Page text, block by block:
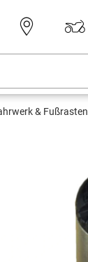
& Fußrasten